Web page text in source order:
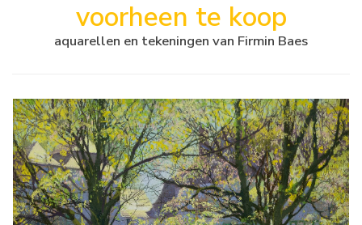
voorheen te koop
aquarellen en tekeningen van Firmin Baes